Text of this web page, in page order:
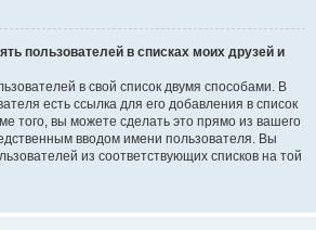
пользователей в списках моих друзей и
в свой список двумя способами. В
есть ссылка для его добавления в список
того, вы можете сделать это прямо из вашего
вводом имени пользователя. Вы
из соответствующих списков на той